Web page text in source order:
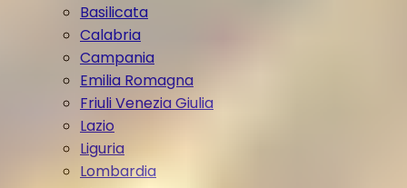
Basilicata
Calabria
Campania
Emilia Romagna
Friuli Venezia Giulia
Lazio
Liguria
Lombardia